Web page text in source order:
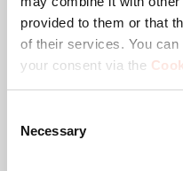
provided to them or that
of their services. You
your consent via the
Selection
Necessary
Max. Gewichtslast
Kabelführung